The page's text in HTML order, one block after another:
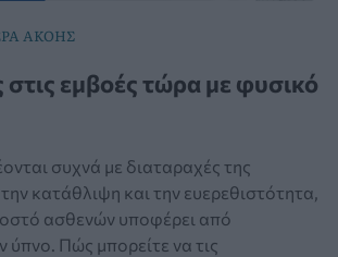
ΑΚΟΗΣ
στις εμβοές τώρα με φυσικό
συχνά με διαταραχές της
κατάθλιψη και την ευερεθιστότητα,
ασθενών υποφέρει από
ύπνο. Πώς μπορείτε να τις